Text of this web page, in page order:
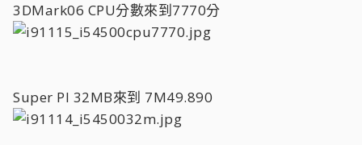
3DMark06 CPU分數來到7770分
Super PI 32MB來到 7M49.890